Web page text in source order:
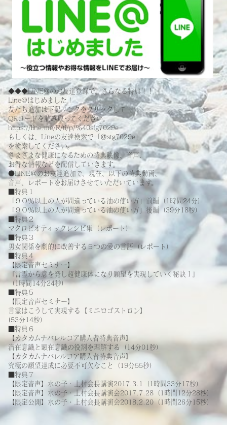
◆◆◆LINE@のお友達登録で、さらなる特典！！
Line@はじめました！
友だち追加は下記リンクをクリックして
QRコードを読み取ってください。
https://line.me/R/ti/p/%40sfg7029e
もしくは、Lineの友達検索で「＠stg7029e」
を検索してください。
さまざまな健康になるための特典映像、音声、
お得な情報などを配信していきます。
●LINE＠のお友達追加で、現在、以下の特典動画、
音声、レポートをお届けさせていただいています。
■特典１
「９０％以上の人が間違っている油の使い方」前編（1時間24分）
「９０％以上の人が間違っている油の使い方」後編（39分18秒）
■特典２
マクロビオティックレシピ集（レポート）
■特典３
男女関係を劇的に改善する５つの愛の言語（レポート）
■特典４
【限定音声セミナー】
『言霊から意を発し超健康体になり願望を実現していく秘訣Ⅰ』
（1時間14分24秒）
■特典５
【限定音声セミナー】
言霊はこうして実現する【ミニロゴストロン】
(53分14秒）
■特典６
【カタカムナバレルコア購入者特典音声】
潜在意識と顕在意識の役割を理解する（14分01秒）
【カタカムナバレルコア購入者特典音声】
究極の願望達成に必要不可欠なこと（19分55秒）
■特典７
【限定音声】水の子・上村会長講演2017.3.1（1時間33分17秒）
【限定音声】水の子・上村会長講演会2017.7.28（1時間12分28秒）
【限定公開】水の子・上村会長講演会2018.2.20（1時間26分15秒）